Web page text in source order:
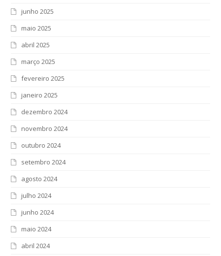
junho 2025
maio 2025
abril 2025
março 2025
fevereiro 2025
janeiro 2025
dezembro 2024
novembro 2024
outubro 2024
setembro 2024
agosto 2024
julho 2024
junho 2024
maio 2024
abril 2024